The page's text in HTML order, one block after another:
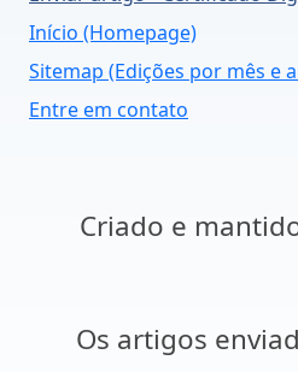
Início (Homepage)
Sitemap (Edições por mês e
Entre em contato
Criado e
Os artigos